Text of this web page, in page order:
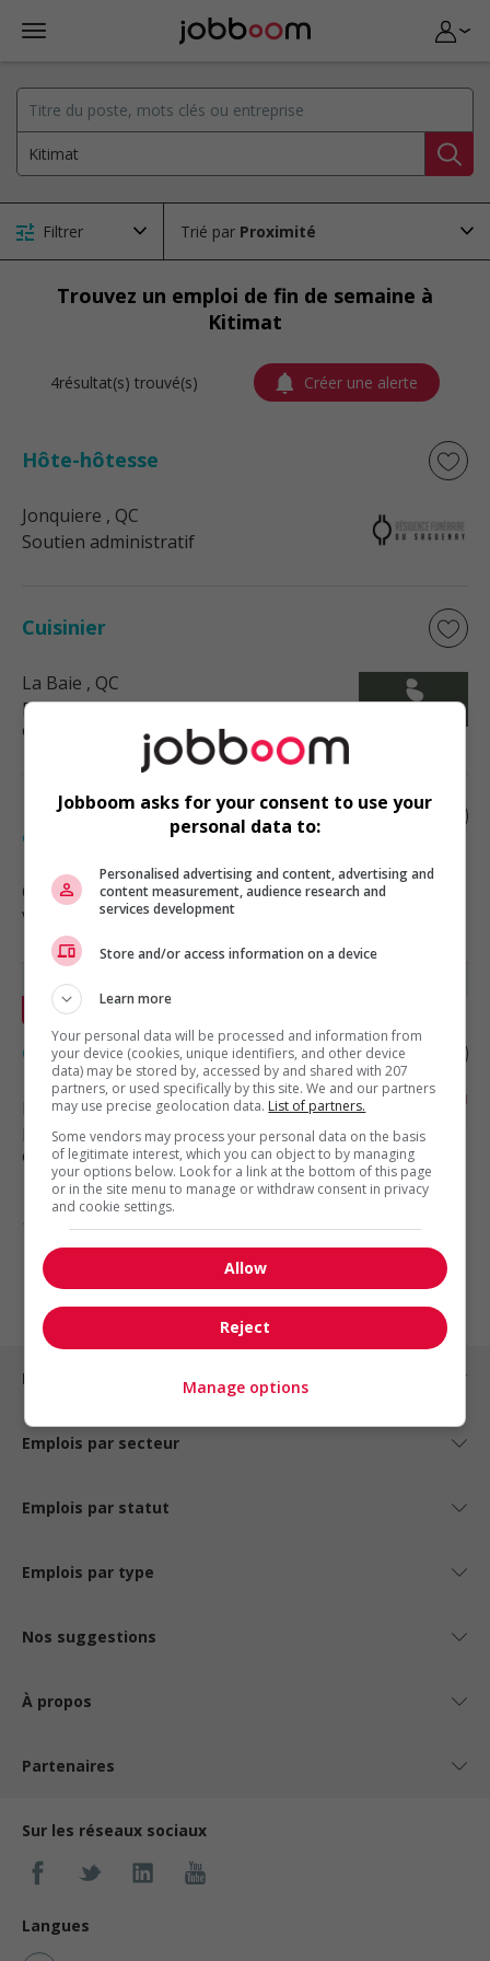
Filtrer Trié par
Trouvez un emploi de fin de semaine à
Kitimat
4résultat(s) trouvé(s) Créer une alerte
Hôte-hôtesse
Jonquiere , QC
Soutien administratif
Cuisinier
La Baie , QC
Restauration, hôtellerie, tourisme
et loisirs
Démonstrateur(trice) de produits en
épicerie
Québec , QC
Vente, achat et service à la clientèle
En vedette
Grillardin
Lévis, QC
Restauration, hôtellerie, tourisme
et loisirs
1 - 4 de 4 résultats
1
Emplois par ville
Emplois par secteur
Emplois par statut
Emplois par type
Nos suggestions
À propos
Partenaires
Sur les réseaux sociaux
Langues
Jobboom asks for your consent to use your
personal data to:
Personalised advertising and content, advertising and
content measurement, audience research and
services development
Store and/or access information on a device
Learn more
Your personal data will be processed and information from
your device (cookies, unique identifiers, and other device
data) may be stored by, accessed by and shared with 207
partners, or used specifically by this site. We and our partners
may use precise geolocation data. List of partners.
Some vendors may process your personal data on the basis
of legitimate interest, which you can object to by managing
your options below. Look for a link at the bottom of this page
or in the site menu to manage or withdraw consent in privacy
and cookie settings.
Allow
Reject
Manage options